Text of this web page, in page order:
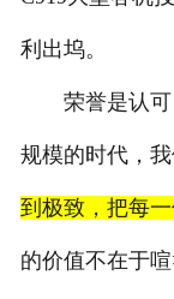
利出坞。
荣誉是认可
规模的时代，
到极致，把每一
的价值不在于